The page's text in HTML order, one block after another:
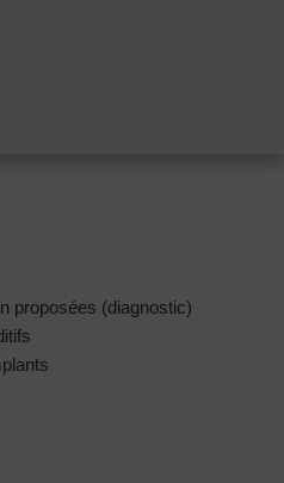
proposées (diagnostic)